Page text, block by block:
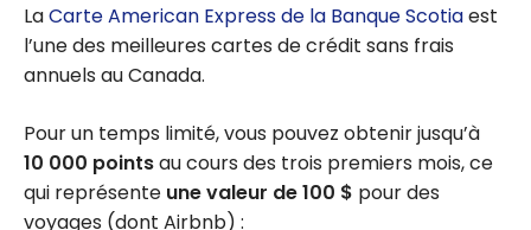
LaCarte American Express de la Banque Scotiaest
l’une des meilleures cartes de crédit sans frais
annuels au Canada.
Pour un temps limité, vous pouvez obtenir jusqu’à
10 000 pointsau cours des trois premiers mois, ce
qui représente une valeur de100 $ pour des
voyages (dont Airbnb) :